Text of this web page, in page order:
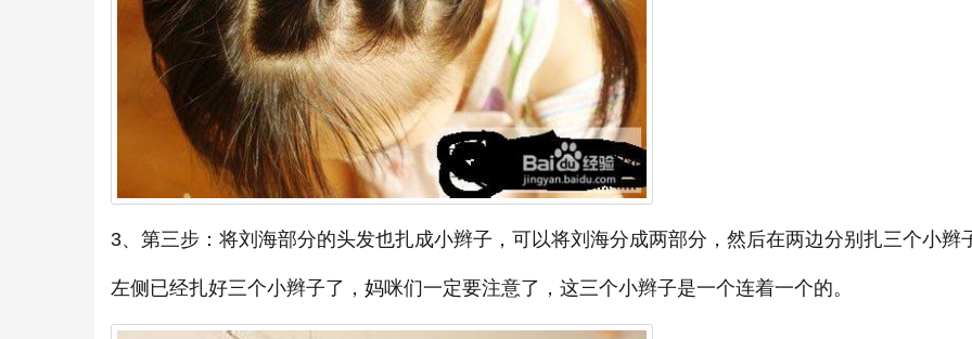
3、第三步：将刘海部分的头发也扎成小辫子，可以将刘海分成两部分，然后在两边分别扎三个小辫
左侧已经扎好三个小辫子了，妈咪们一定要注意了，这三个小辫子是一个连着一个的。